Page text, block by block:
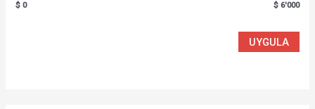
$ 0 $ 6'000
UYGULA